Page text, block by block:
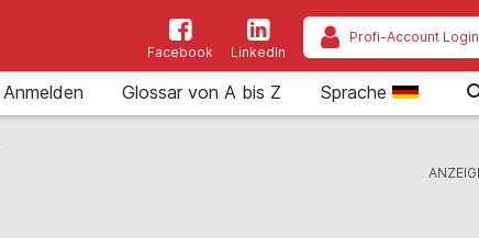
Facebook LinkedIn
Profi-Account Login
Anmelden Glossar von A bis Z Sprache